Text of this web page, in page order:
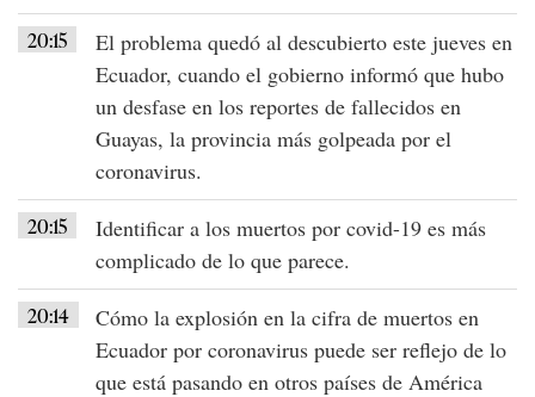
20:15
El problema quedó al descubierto este jueves en
Ecuador, cuando el gobierno informó que hubo
un desfase en los reportes de fallecidos en
Guayas, la provincia más golpeada por el
coronavirus.
20:15
Identificar a los muertos por covid-19 es más
complicado de lo que parece.
20:14
Cómo la explosión en la cifra de muertos en
Ecuador por coronavirus puede ser reflejo de lo
que está pasando en otros países de América